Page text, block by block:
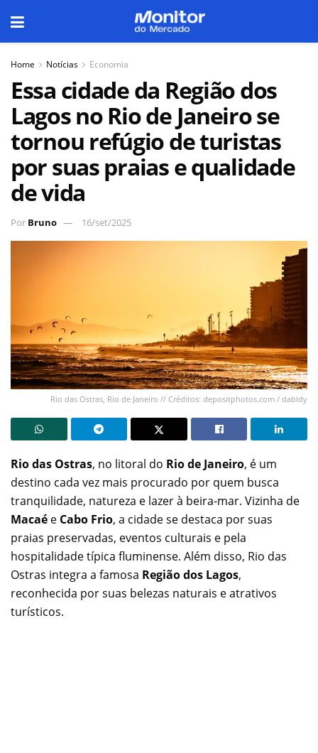
Home Notícias Economia
Essa cidade da Região dos
Lagos no Rio de Janeiro se
tornou refúgio de turistas
por suas praias e qualidade
de vida
Por Bruno 16/set/2025
Rio das Ostras, Rio de Janeiro // Créditos: depositphotos.com / dabldy
Rio das Ostras, no litoral do Rio de Janeiro, é um
destino cada vez mais procurado por quem busca
tranquilidade, natureza e lazer à beira-mar. Vizinha de
Macaé e Cabo Frio, a cidade se destaca por suas
praias preservadas, eventos culturais e pela
hospitalidade típica fluminense. Além disso, Rio das
Ostras integra a famosa Região dos Lagos,
reconhecida por suas belezas naturais e atrativos
turísticos.